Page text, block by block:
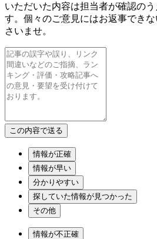
いただいた内容は担当者が確認の
す。個々のご意見にはお返事でき
さいませ。
情報が正確
情報が早い
分かりやすい
探していた情報が見つかった
その他
情報が不正確